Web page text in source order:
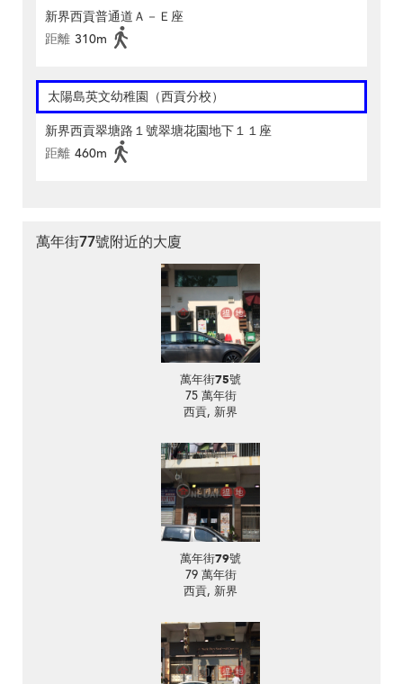
新界西貢普通道Ａ－Ｅ座
距離 310m
太陽島英文幼稚園（西貢分校）
新界西貢翠塘路１號翠塘花園地下１１座
距離 460m
萬年街77號附近的大廈
萬年街75號
75 萬年街
西貢, 新界
萬年街79號
79 萬年街
西貢, 新界